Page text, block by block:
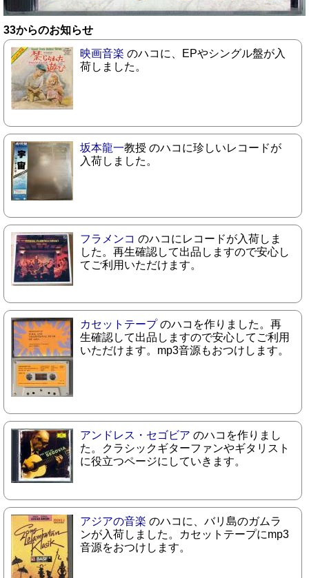
33からのお知らせ
映画音楽 のハコに、EPやシングル盤が入
荷しました。
坂本龍一教授 のハコに珍しいレコードが
入荷しました。
フラメンコ のハコにレコードが入荷しま
した。再生確認して出品しますので安心し
てご利用いただけます。
カセットテープのハコを作りました。再
生確認して出品しますので安心してご利用
いただけます。mp3音源もおつけします。
アンドレス・セゴビア のハコを作りまし
た。クラシックギターファンやギタリスト
に役立つページにしていきます。
アジアの音楽 のハコに、バリ島のガムラ
ンが入荷しました。カセットテープにmp3
音源をおつけします。